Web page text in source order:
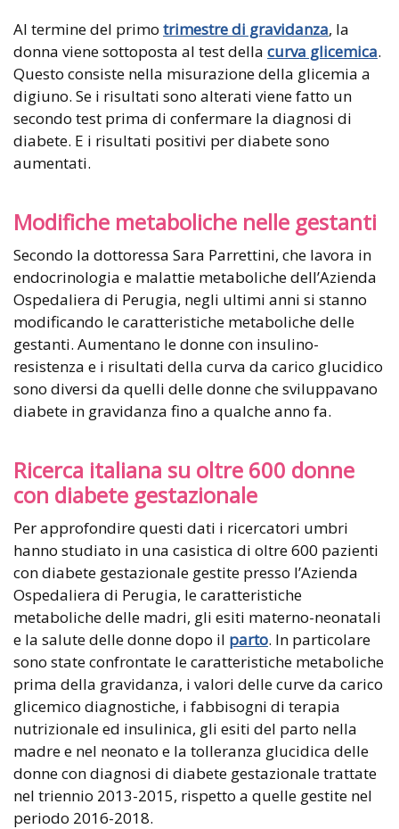
Al termine del primo trimestre di gravidanza, la
donna viene sottoposta al test della curva glicemica.
Questo consiste nella misurazione della glicemia a
digiuno. Se i risultati sono alterati viene fatto un
secondo test prima di confermare la diagnosi di
diabete. E i risultati positivi per diabete sono
aumentati.
Modifiche metaboliche nelle gestanti
Secondo la dottoressa Sara Parrettini, che lavora in
endocrinologia e malattie metaboliche dell’Azienda
Ospedaliera di Perugia, negli ultimi anni si stanno
modificando le caratteristiche metaboliche delle
gestanti. Aumentano le donne con insulino-
resistenza e i risultati della curva da carico glucidico
sono diversi da quelli delle donne che sviluppavano
diabete in gravidanza fino a qualche anno fa.
Ricerca italiana su oltre 600 donne
con diabete gestazionale
Per approfondire questi dati i ricercatori umbri
hanno studiato in una casistica di oltre 600 pazienti
con diabete gestazionale gestite presso l’Azienda
Ospedaliera di Perugia, le caratteristiche
metaboliche delle madri, gli esiti materno-neonatali
e la salute delle donne dopo il parto. In particolare
sono state confrontate le caratteristiche metaboliche
prima della gravidanza, i valori delle curve da carico
glicemico diagnostiche, i fabbisogni di terapia
nutrizionale ed insulinica, gli esiti del parto nella
madre e nel neonato e la tolleranza glucidica delle
donne con diagnosi di diabete gestazionale trattate
nel triennio 2013-2015, rispetto a quelle gestite nel
periodo 2016-2018.